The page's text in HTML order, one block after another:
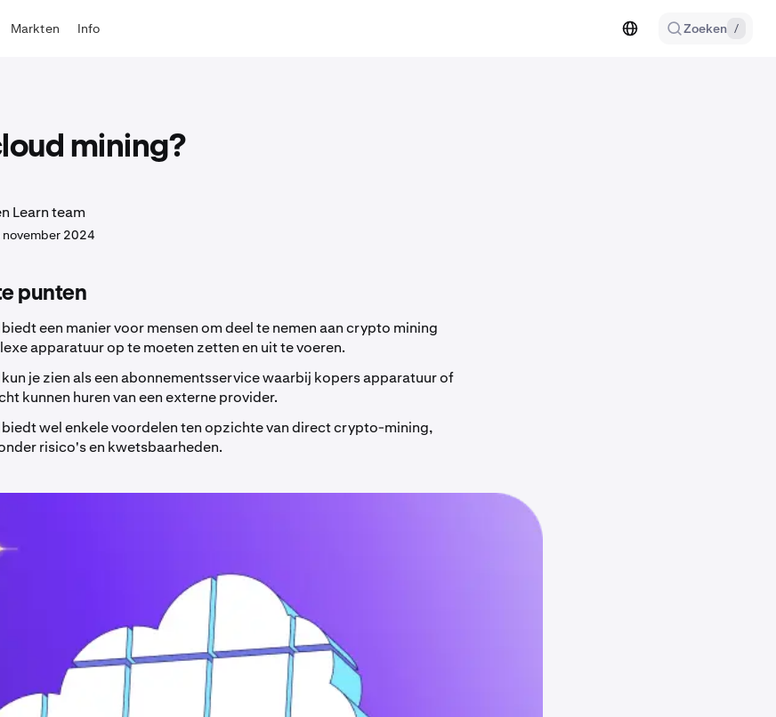
Markten Info Zoeken /
mining?
Learn team
november 2024
punten
een manier voor mensen om deel te nemen aan crypto mining
apparatuur op te moeten zetten en uit te voeren.
je zien als een abonnementsservice waarbij kopers apparatuur of
kunnen huren van een externe provider.
wel enkele voordelen ten opzichte van direct crypto-mining,
risico's en kwetsbaarheden.